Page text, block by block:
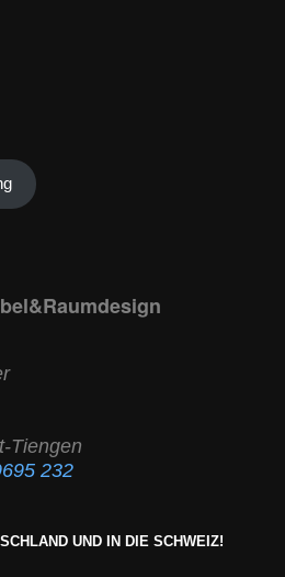
Tiengen
232
UND IN DIE SCHWEIZ!